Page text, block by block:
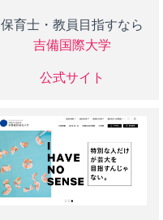
保育士・教員目指すなら
吉備国際大学
公式サイト